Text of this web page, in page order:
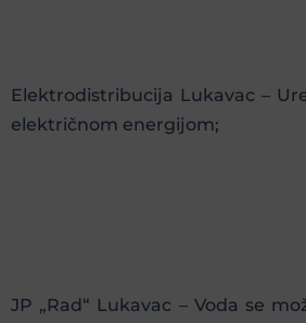
Elektrodistribucija Lukavac –
električnom energijom;
JP „Rad“ Lukavac – Voda se